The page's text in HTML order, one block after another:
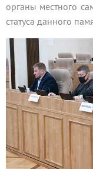
органы местного
статуса данного